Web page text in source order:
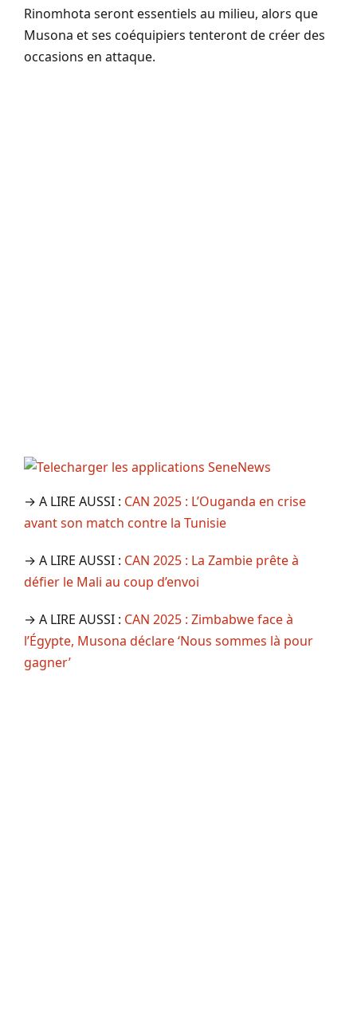
Rinomhota seront essentiels au milieu, alors que
Musona et ses coéquipiers tenteront de créer des
occasions en attaque.
→ A LIRE AUSSI : CAN 2025 : L’Ouganda en crise
avant son match contre la Tunisie
→ A LIRE AUSSI : CAN 2025 : La Zambie prête à
défier le Mali au coup d’envoi
→ A LIRE AUSSI : CAN 2025 : Zimbabwe face à
l’Égypte, Musona déclare ‘Nous sommes là pour
gagner’